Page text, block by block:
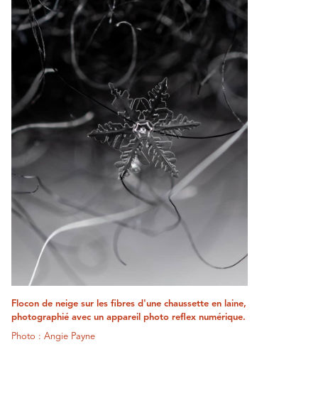
Flocon de neige sur les fibres d'une chaussette en laine,
photographié avec un appareil photo reflex numérique.
Photo : Angie Payne